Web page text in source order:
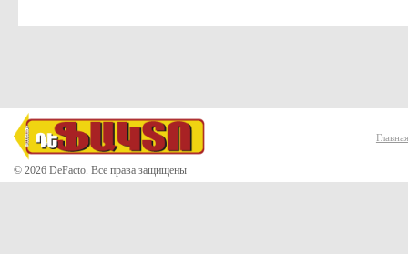
© 2026 DeFacto. Все права защищены
Главная